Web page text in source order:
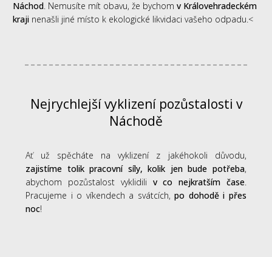
Náchod. Nemusíte mít obavu, že bychom v Královehradeckém
kraji nenašli jiné místo k ekologické likvidaci vašeho odpadu.<
Nejrychlejší vyklizení pozůstalosti v
Náchodě
Ať už spěcháte na vyklizení z jakéhokoli důvodu,
zajistíme tolik pracovní síly, kolik jen bude potřeba,
abychom pozůstalost vyklidili v co nejkratším čase.
Pracujeme i o víkendech a svátcích,po dohodě i přes
noc!